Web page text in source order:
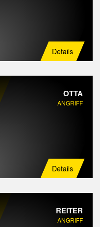
Details
OTTA
ANGRIFF
Details
REITER
ANGRIFF